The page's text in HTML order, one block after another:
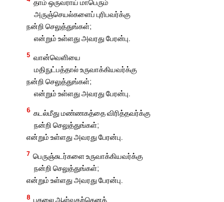
அருஞ்செயல்களைப் புரிபவர்க்கு
நன்றி செலுத்துங்கள்;
என்றும் உள்ளது அவரது பேரன்பு.
5 வான்வெளியை
மதிநுட்பத்தால் உருவாக்கியவர்க்கு
நன்றி செலுத்துங்கள்;
என்றும் உள்ளது அவரது பேரன்பு.
6 கடல்மீது மண்ணகத்தை விரித்தவர்க்கு
நன்றி செலுத்துங்கள்;
என்றும் உள்ளது அவரது பேரன்பு.
7 பெருஞ்சுடர்களை உருவாக்கியவர்க்கு
நன்றி செலுத்துங்கள்;
என்றும் உள்ளது அவரது பேரன்பு.
8 பகலை ஆள்வதற்கெனக்